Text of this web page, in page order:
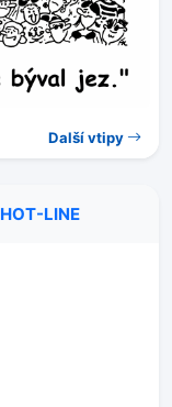
Další vtipy
HOT-LINE